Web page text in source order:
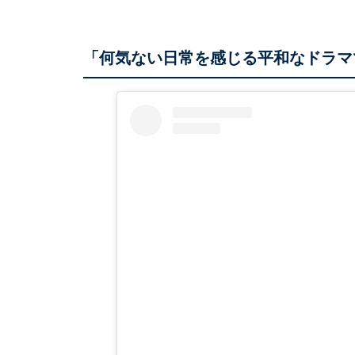
「何気ない日常を感じる平和なドラ